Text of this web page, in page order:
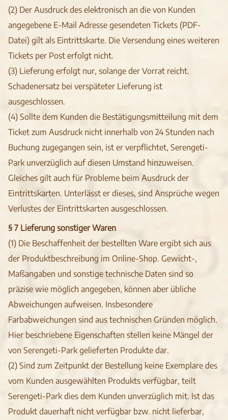
(2) Der Ausdruck des elektronisch an die von Kunden
angegebene E-Mail Adresse gesendeten Tickets (PDF-
Datei) gilt als Eintrittskarte. Die Versendung eines weiteren
Tickets per Post erfolgt nicht.
(3) Lieferung erfolgt nur, solange der Vorrat reicht.
Schadenersatz bei verspäteter Lieferung ist
ausgeschlossen.
(4) Sollte dem Kunden die Bestätigungsmitteilung mit dem
Ticket zum Ausdruck nicht innerhalb von 24 Stunden nach
Buchung zugegangen sein, ist er verpflichtet, Serengeti-
Park unverzüglich auf diesen Umstand hinzuweisen.
Gleiches gilt auch für Probleme beim Ausdruck der
Eintrittskarten. Unterlässt er dieses, sind Ansprüche wegen
Verlustes der Eintrittskarten ausgeschlossen.
§ 7 Lieferung sonstiger Waren
(1) Die Beschaffenheit der bestellten Ware ergibt sich aus
der Produktbeschreibung im Online-Shop. Gewicht-,
Maßangaben und sonstige technische Daten sind so
präzise wie möglich angegeben, können aber übliche
Abweichungen aufweisen. Insbesondere
Farbabweichungen sind aus technischen Gründen möglich.
Hier beschriebene Eigenschaften stellen keine Mängel der
von Serengeti-Park gelieferten Produkte dar.
(2) Sind zum Zeitpunkt der Bestellung keine Exemplare des
vom Kunden ausgewählten Produkts verfügbar, teilt
Serengeti-Park dies dem Kunden unverzüglich mit. Ist das
Produkt dauerhaft nicht verfügbar bzw. nicht lieferbar,